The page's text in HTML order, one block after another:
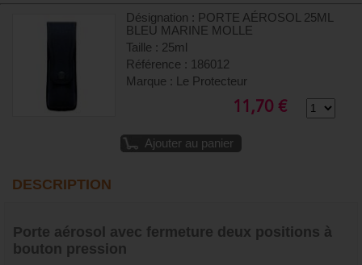
Désignation : PORTE AÉROSOL 25ML
BLEU MARINE MOLLE
Taille : 25ml
Référence : 186012
Marque : Le Protecteur
11,70 €
Ajouter au panier
DESCRIPTION
Porte aérosol avec fermeture deux positions à
bouton pression